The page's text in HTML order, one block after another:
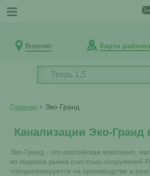
Внуково Карта
Главная Эко-Гранд
Канализации Эко-Гранд
Эко-Гранд - это российская компания,
из лидеров рынка очистных сооружений
специализируется на производстве и